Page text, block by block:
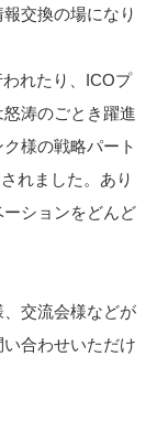
交換の場になり
れたり、ICOプ
涛のごとき躍進
様の戦略パート
れました。あり
ションをどんど
交流会様などが
合わせいただけ